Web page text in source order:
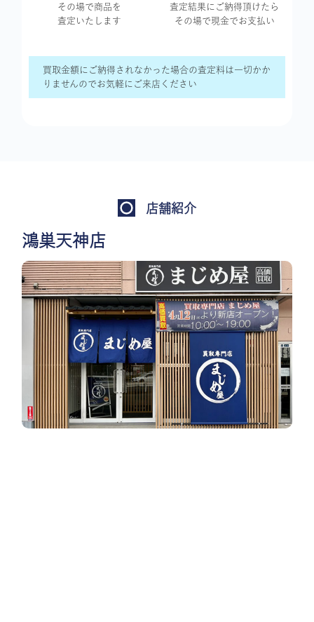
その場で商品を
査定いたします
査定結果に ご納得頂けたら
その場で現金で お支払い
買取金額にご納得されなかった場合の査定料は一切かか
りませんのでお気軽にご来店ください
店舗紹介
鴻巣天神店